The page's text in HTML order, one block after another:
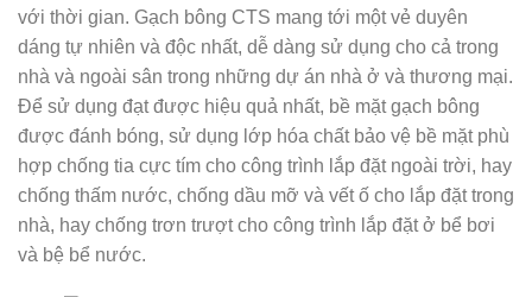
với thời gian. Gạch bông CTS mang tới một vẻ duyên
dáng tự nhiên và độc nhất, dễ dàng sử dụng cho cả trong
nhà và ngoài sân trong những dự án nhà ở và thương mại.
Để sử dụng đạt được hiệu quả nhất, bề mặt gạch bông
được đánh bóng, sử dụng lớp hóa chất bảo vệ bề mặt phù
hợp chống tia cực tím cho công trình lắp đặt ngoài trời, hay
chống thấm nước, chống dầu mỡ và vết ố cho lắp đặt trong
nhà, hay chống trơn trượt cho công trình lắp đặt ở bể bơi
và bệ bể nước.